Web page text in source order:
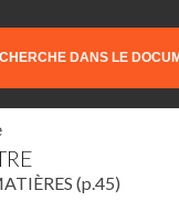
DANS LE
(p.45)